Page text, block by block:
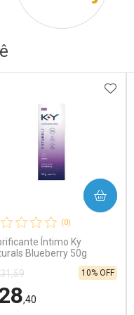
R$ 690,00/cada
R$ 690,00/cada
(0)
Íntimo Ky
Blueberry 50g
,40
10% OFF
COMPRAR